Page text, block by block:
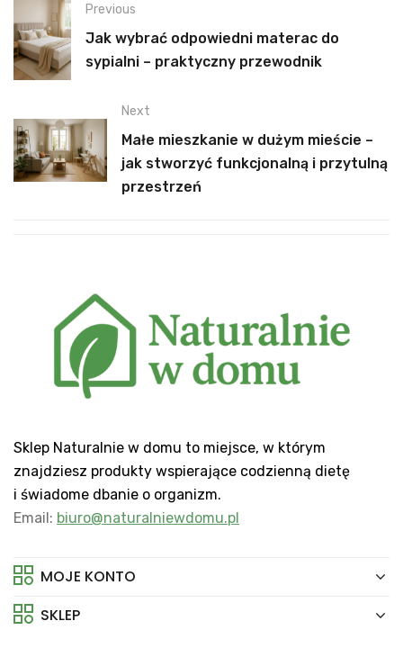
Previous
Jak wybrać odpowiedni materac do
sypialni – praktyczny przewodnik
Next
Małe mieszkanie w dużym mieście –
jak stworzyć funkcjonalną i przytulną
przestrzeń
Sklep Naturalnie w domu to miejsce, w którym
znajdziesz produkty wspierające codzienną dietę
i świadome dbanie o organizm.
Email: biuro@naturalniewdomu.pl
MOJE KONTO
SKLEP